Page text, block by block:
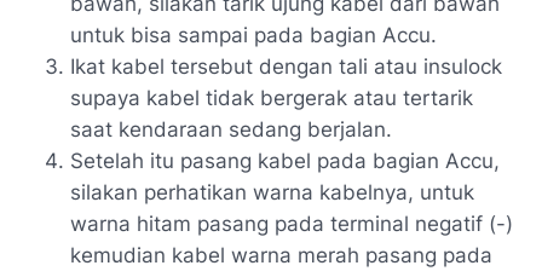
untuk bisa sampai pada bagian Accu.
Ikat kabel tersebut dengan tali atau insulock
supaya kabel tidak bergerak atau tertarik
saat kendaraan sedang berjalan.
Setelah itu pasang kabel pada bagian Accu,
silakan perhatikan warna kabelnya, untuk
warna hitam pasang pada terminal negatif (-)
kemudian kabel warna merah pasang pada